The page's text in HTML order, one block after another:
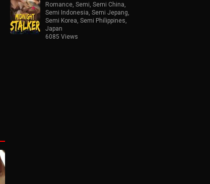
Romance Semi Semi China
Semi Indonesia Semi Jepang
Semi Korea Semi Philippines
Japan
6085 Views